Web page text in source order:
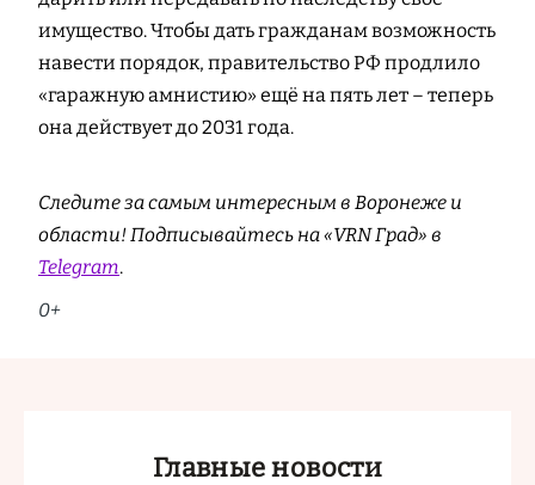
имущество. Чтобы дать гражданам возможность
навести порядок, правительство РФ продлило
«гаражную амнистию» ещё на пять лет – теперь
она действует до 2031 года.
Следите за самым интересным в Воронеже и
области! Подписывайтесь на «VRN Град» в
Telegram.
0+
Главные новости